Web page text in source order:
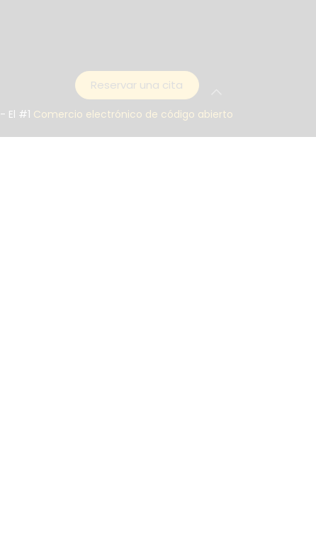
Reservar una cita
- El #1 Comercio electrónico de código abierto